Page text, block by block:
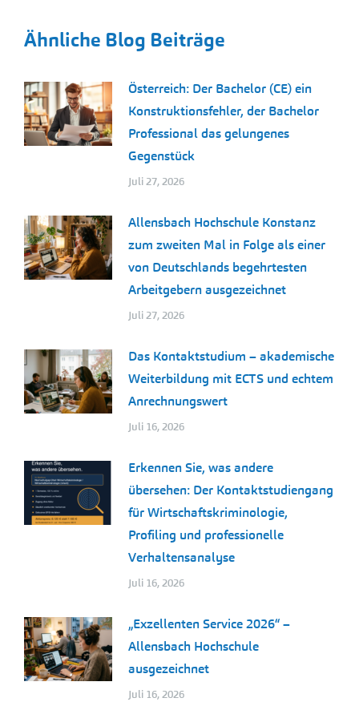
Ähnliche Blog Beiträge
Österreich: Der Bachelor (CE) ein
Konstruktionsfehler, der Bachelor
Professional das gelungenes
Gegenstück
Juli 27, 2026
Allensbach Hochschule Konstanz
zum zweiten Mal in Folge als einer
von Deutschlands begehrtesten
Arbeitgebern ausgezeichnet
Juli 27, 2026
Das Kontaktstudium – akademische
Weiterbildung mit ECTS und echtem
Anrechnungswert
Juli 16, 2026
Erkennen Sie, was andere
übersehen: Der Kontaktstudiengang
für Wirtschaftskriminologie,
Profiling und professionelle
Verhaltensanalyse
Juli 16, 2026
„Exzellenten Service 2026“ –
Allensbach Hochschule
ausgezeichnet
Juli 16, 2026